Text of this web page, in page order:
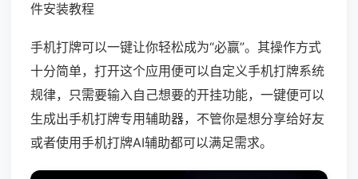
件安装教程
手机打牌可以一键让你轻松成为“必赢”。其操作方式
十分简单，打开这个应用便可以自定义手机打牌系统
规律，只需要输入自己想要的开挂功能，一键便可以
生成出手机打牌专用辅助器，不管你是想分享给好友
或者使用手机打牌AI辅助都可以满足需求。